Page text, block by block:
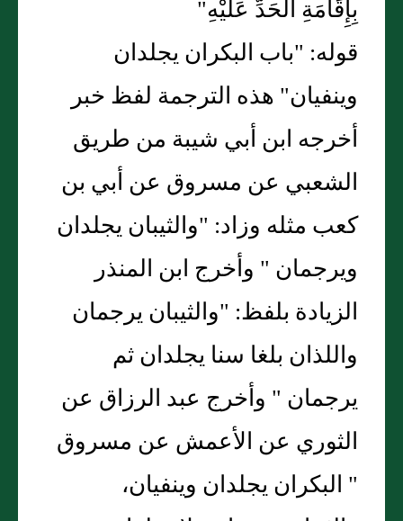
بِإِقَامَةِ الْحَدِّ عَلَيْهِ"
قوله: "باب البكران يجلدان
وينفيان" هذه الترجمة لفظ خبر
أخرجه ابن أبي شيبة من طريق
الشعبي عن مسروق عن أبي بن
كعب مثله وزاد: "والثيبان يجلدان
ويرجمان " وأخرج ابن المنذر
الزيادة بلفظ: "والثيبان يرجمان
واللذان بلغا سنا يجلدان ثم
يرجمان " وأخرج عبد الرزاق عن
الثوري عن الأعمش عن مسروق
" البكران يجلدان وينفيان،